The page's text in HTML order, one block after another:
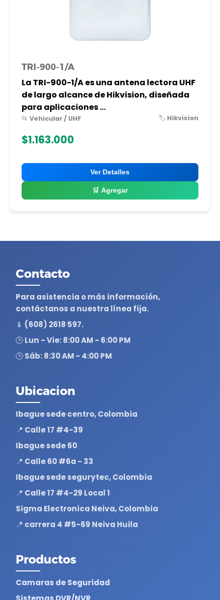
TRI-900-1/A
La TRI-900-1/A es una antena lectora UHF
de largo alcance de Hikvision, diseñada
para aplicaciones ...
📂 Vehicular / UHF 🏷️ Hikvision
$1.163.000
Ver Detalles
🛒 Agregar
Contacto
Para asistencia o más información,
contáctanos a nuestra línea fija.
📱 (608) 2618 597.
🕒 Lun - Vie: 8:00 AM - 6:00 PM
🕒 Sáb: 8:30 AM - 4:00 PM
Ubicacion
Ibague sede centro, Colombia
📍 Calle 17 #4-39
Ibague sede 60
📍 Calle 60 #6a - 33
Ibague sede segurytec, Colombia
📍 Calle 17 #4-29 Local 1
Sigma Electronica Neiva, Colombia
📍 carrera 4 #5-69 Neiva Huila
Productos
Camaras de Seguridad